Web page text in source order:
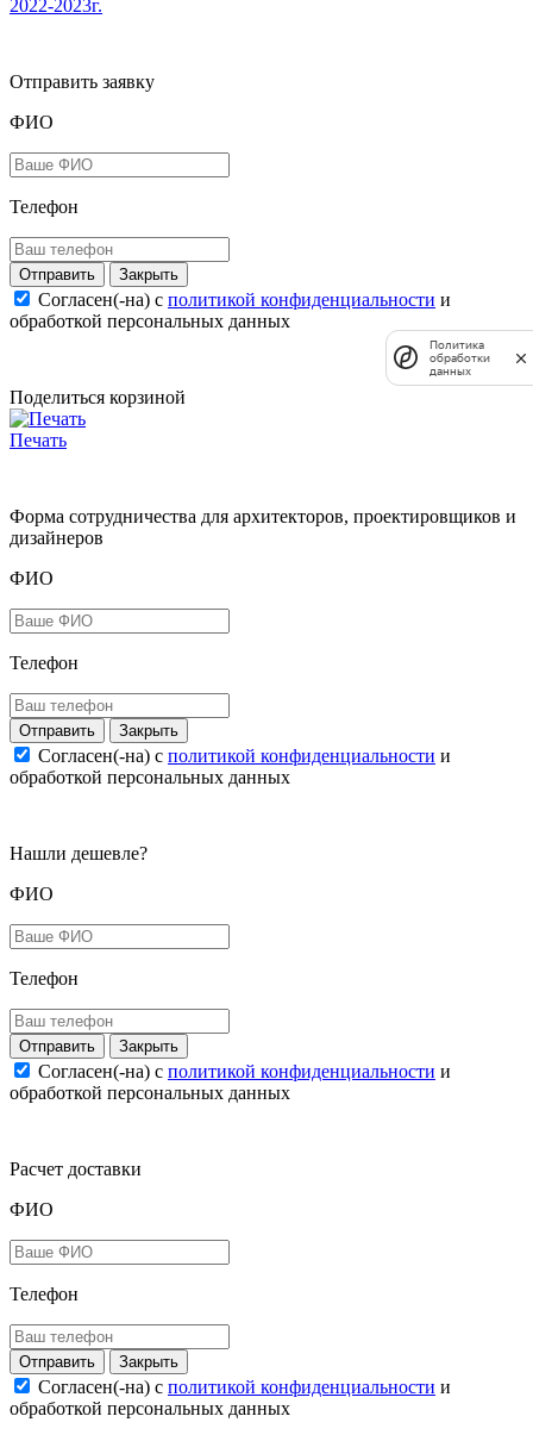
2022-2023г.
Отправить заявку
ФИО
Телефон
Закрыть
Согласен(-на) c политикой конфиденциальности и
обработкой персональных данных
Поделиться корзиной
Печать
Форма сотрудничества для архитекторов, проектировщиков и
дизайнеров
ФИО
Телефон
Закрыть
Согласен(-на) c политикой конфиденциальности и
обработкой персональных данных
Нашли дешевле?
ФИО
Телефон
Закрыть
Согласен(-на) c политикой конфиденциальности и
обработкой персональных данных
Расчет доставки
ФИО
Телефон
Закрыть
Согласен(-на) c политикой конфиденциальности и
обработкой персональных данных
Политика
обработки
данных